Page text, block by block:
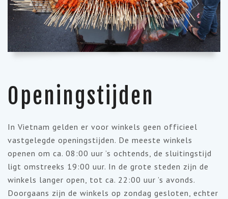
Openingstijden
In Vietnam gelden er voor winkels geen officieel
vastgelegde openingstijden. De meeste winkels
openen om ca. 08:00 uur ’s ochtends, de sluitingstijd
ligt omstreeks 19:00 uur. In de grote steden zijn de
winkels langer open, tot ca. 22:00 uur ’s avonds.
Doorgaans zijn de winkels op zondag gesloten, echter